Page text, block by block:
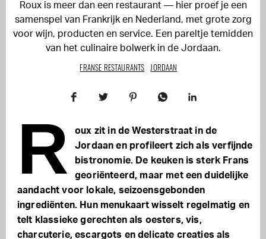
Roux is meer dan een restaurant — hier proef je een
samenspel van Frankrijk en Nederland, met grote zorg
voor wijn, producten en service. Een pareltje temidden
van het culinaire bolwerk in de Jordaan.
FRANSE RESTAURANTS JORDAAN
R
oux zit in de Westerstraat in de
Jordaan en profileert zich als verfijnde
bistronomie. De keuken is sterk Frans
georiënteerd, maar met een duidelijke
aandacht voor lokale, seizoensgebonden
ingrediënten. Hun menukaart wisselt regelmatig en
telt klassieke gerechten als oesters, vis,
charcuterie, escargots en delicate creaties als